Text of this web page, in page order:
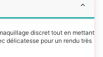
discret tout en mettant
délicatesse pour un rendu très